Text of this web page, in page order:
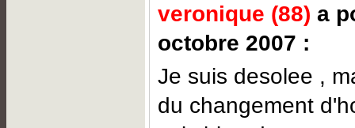
veronique (88) a
octobre 2007 :
Je suis desolee ,
du changement